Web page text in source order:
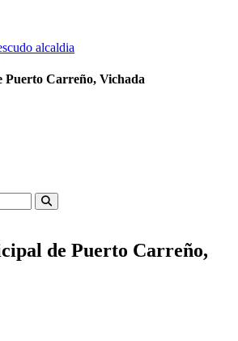
Puerto Carreño, Vichada
de Puerto Carreño,